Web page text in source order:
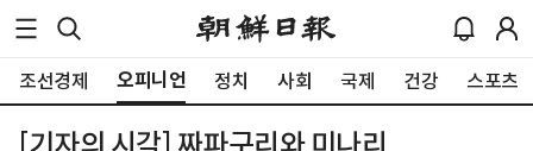
조선경제 오피니언 정치 사회 국제 건강 스포츠